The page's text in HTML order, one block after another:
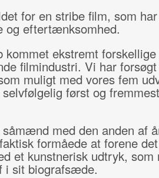
for en stribe film, som
og eftertænksomhed.
kommet ekstremt
filmindustri. Vi har
muligt med vores fem
først og
med den anden af
formåede at forene det
et kunstnerisk udtryk, som
i sit biografsæde.